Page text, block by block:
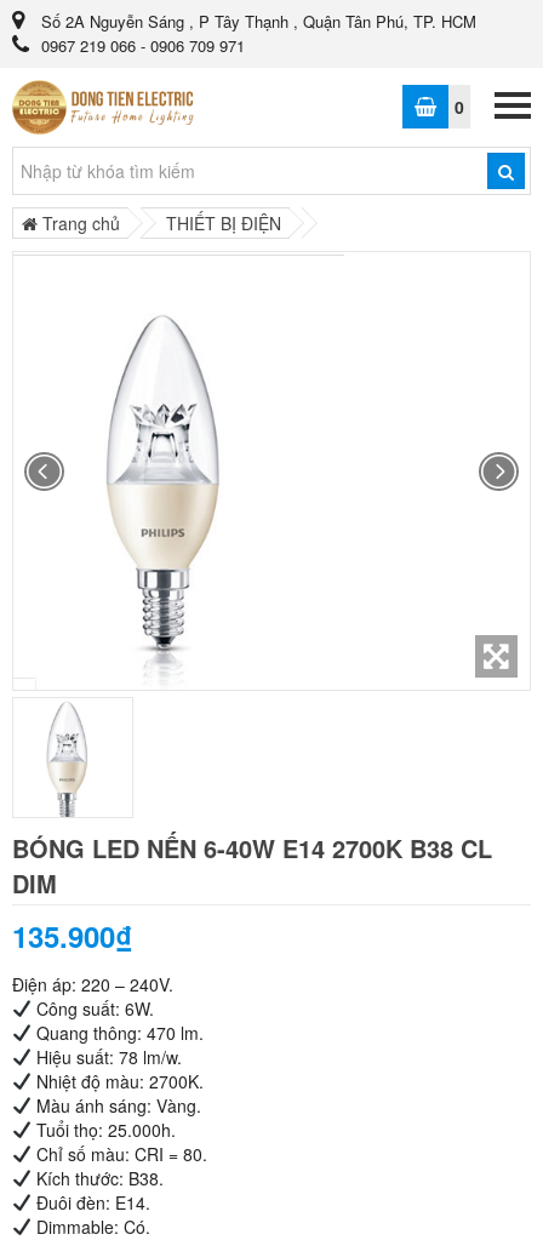
Số 2A Nguyễn Sáng , P Tây Thạnh , Quận Tân Phú, TP. HCM
0967 219 066 - 0906 709 971
0
Trang chủ THIẾT BỊ ĐIỆN
BÓNG LED NẾN 6-40W E14 2700K B38 CL
DIM
135.900₫
Điện áp: 220 – 240V.
Công suất: 6W.
Quang thông: 470 lm.
Hiệu suất: 78 lm/w.
Nhiệt độ màu: 2700K.
Màu ánh sáng: Vàng.
Tuổi thọ: 25.000h.
Chỉ số màu: CRI = 80.
Kích thước: B38.
Đuôi đèn: E14.
Dimmable: Có.